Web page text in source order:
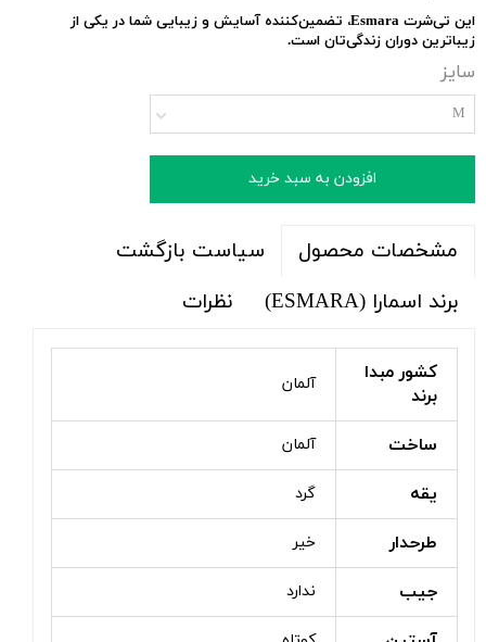
این تی‌شرت Esmara، تضمین‌کننده آسایش و زیبایی شما در یکی از
زیباترین دوران زندگی‌تان است.
سایز
M
افزودن به سبد خرید
مشخصات محصول
سیاست بازگشت
برند اسمارا (ESMARA)
نظرات
کشور مبدا
برند
آلمان
ساخت آلمان
یقه گرد
طرحدار خیر
جیب ندارد